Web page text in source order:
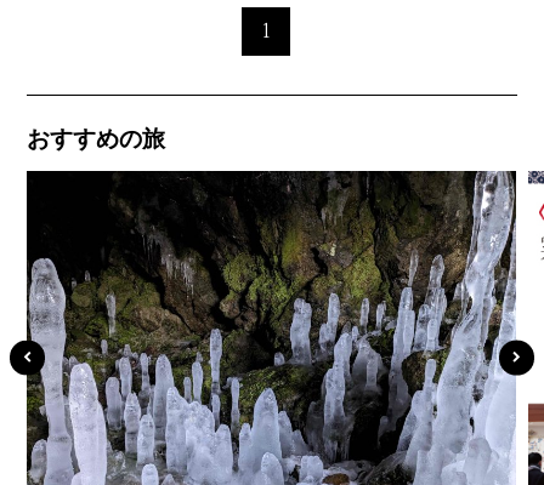
1
おすすめの旅